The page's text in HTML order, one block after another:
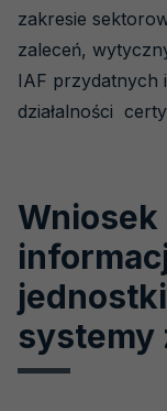
zakresie
zaleceń,
IAF przydatnych
działalności
systemy